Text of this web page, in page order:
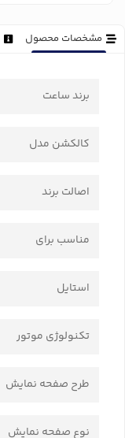
مشخصات محصول
برند ساعت
کالکشن مدل
اصالت برند
مناسب برای
استایل
تکنولوژی موتور
طرح صفحه نمایش
نوع صفحه نمایش